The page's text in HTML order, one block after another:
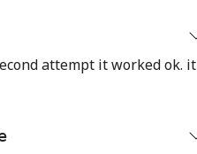
attempt it worked ok. it